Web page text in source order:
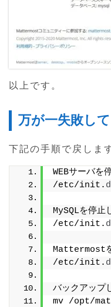
以上です。
万が一失敗し
下記の手順で戻しま
WEBサーバを
/etc/init. d
MySQLを停止
/etc/init. d
Mattermostを
/etc/init. d
バックアップ
mv /opt/